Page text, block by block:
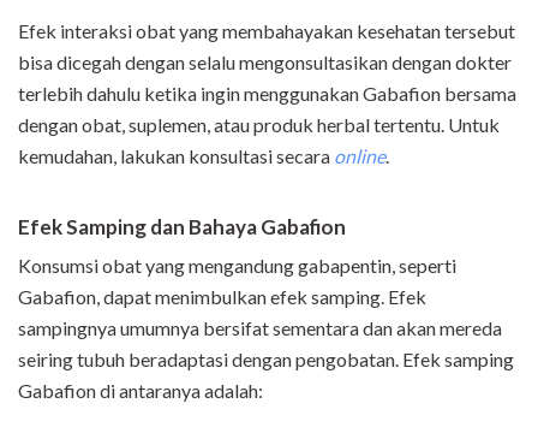
Efek interaksi obat yang membahayakan kesehatan tersebut
bisa dicegah dengan selalu mengonsultasikan dengan dokter
terlebih dahulu ketika ingin menggunakan Gabafion bersama
dengan obat, suplemen, atau produk herbal tertentu. Untuk
kemudahan, lakukan konsultasi secara online.
Efek Samping dan Bahaya Gabafion
Konsumsi obat yang mengandung gabapentin, seperti
Gabafion, dapat menimbulkan efek samping. Efek
sampingnya umumnya bersifat sementara dan akan mereda
seiring tubuh beradaptasi dengan pengobatan. Efek samping
Gabafion di antaranya adalah: